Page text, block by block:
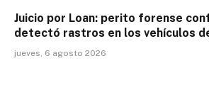
Juicio por Loan: perito forense
detectó rastros en los vehículos
jueves, 6 agosto 2026